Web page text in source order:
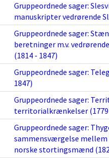
Gruppeordnede sager:
manuskripter vedrørende
Gruppeordnede sager:
beretninger m.v.
(1814 - 1847)
Gruppeordnede sager:
1847)
Gruppeordnede sager:
territorialkrænkelser (1779
Gruppeordnede sager:
sammensværgelse
norske stortingsmænd